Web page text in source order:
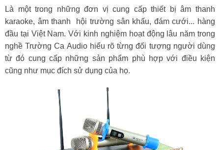
Là một trong những đơn vị cung cấp thiết bị âm thanh
karaoke, âm thanh hội trường sân khấu, đám cưới... hàng
đầu tại Việt Nam. Với kinh nghiệm hoạt động lâu năm trong
nghề Trường Ca Audio hiểu rõ từng đối tượng người dùng
từ đó cung cấp những sản phẩm phù hợp với điều kiện
cũng như mục đích sử dụng của họ.